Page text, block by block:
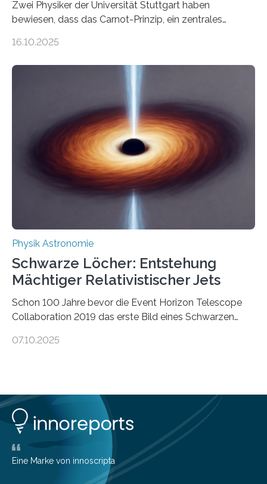
Zwei Physiker der Universität Stuttgart haben
bewiesen, dass das Carnot-Prinzip, ein zentrales
Größenordnung von Atomen gilt, deren physikalische
Quantenmotoren voranbringen. Das
Wissenschaftsjournal Science Advances veröffentlichte
die Herleitung. (DOI: 10.1126/sciadv.adw8462)
Verbrennungsmotoren oder Dampfturbinen sind
Wärmekraftmaschinen: Sie wandeln thermische
Energie in mechanische Bewegung um – oder anders
ausgedrückt, Wärme in Bewegung. In
quantenmechanischen Experimenten ist es in den…
16.10.2025
Physik Astronomie
Schwarze Löcher: Entstehung
Mächtiger Relativistischer Jets
Schon 100 Jahre bevor die Event Horizon Telescope
Collaboration 2019 das erste Bild eines Schwarzen
hatte der Astronom Heber Curtis einen seltsamen
werden auch von anderen Schwarzen Löchern
ausgeschickt. Theoretische Astrophysiker der Goethe-
Universität haben jetzt einen numerischen Code
entwickelt, mit dem sie mathematisch hoch präzise
beschreiben…
07.10.2025
Eine Marke von innoscripta